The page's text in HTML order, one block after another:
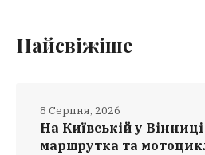
Найсвіжіше
На Київській у
маршрутка та
8 Серпня, 2026